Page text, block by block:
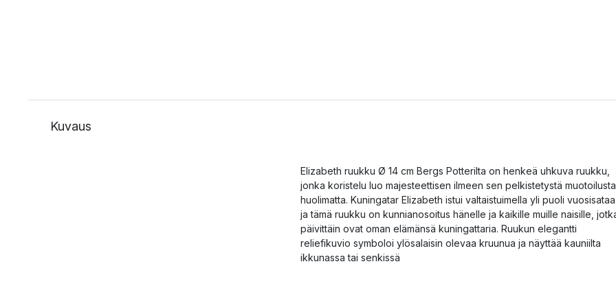
Kuvaus
Elizabeth ruukku Ø 14 cm Bergs Potterilta on henkeä uhkuva ruukku,
jonka koristelu luo majesteettisen ilmeen sen pelkistetystä muotoilusta
huolimatta. Kuningatar Elizabeth istui valtaistuimella yli puoli
ja tämä ruukku on kunnianosoitus hänelle ja kaikille muille naisille,
päivittäin ovat oman elämänsä kuningattaria. Ruukun elegantti
reliefikuvio symboloi ylösalaisin olevaa kruunua ja näyttää kauniilta
ikkunassa tai senkissä